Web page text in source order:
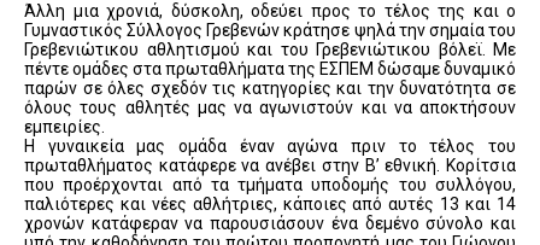
Άλλη μια χρονιά, δύσκολη, οδεύει προς το τέλος της και ο
Γυμναστικός Σύλλογος Γρεβενών κράτησε ψηλά την σημαία του
Γρεβενιώτικου αθλητισμού και του Γρεβενιώτικου βόλεϊ. Με
πέντε ομάδες στα πρωταθλήματα της ΕΣΠΕΜ δώσαμε δυναμικό
παρών σε όλες σχεδόν τις κατηγορίες και την δυνατότητα σε
όλους τους αθλητές μας να αγωνιστούν και να αποκτήσουν
εμπειρίες.
Η γυναικεία μας ομάδα έναν αγώνα πριν το τέλος του
πρωταθλήματος κατάφερε να ανέβει στην Β’ εθνική. Κορίτσια
που προέρχονται από τα τμήματα υποδομής του συλλόγου,
παλιότερες και νέες αθλήτριες, κάποιες από αυτές 13 και 14
χρονών κατάφεραν να παρουσιάσουν ένα δεμένο σύνολο και